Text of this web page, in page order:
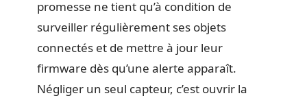
promesse ne tient qu’à condition de
surveiller régulièrement ses objets
connectés et de mettre à jour leur
firmware dès qu’une alerte apparaît.
Négliger un seul capteur, c’est ouvrir la